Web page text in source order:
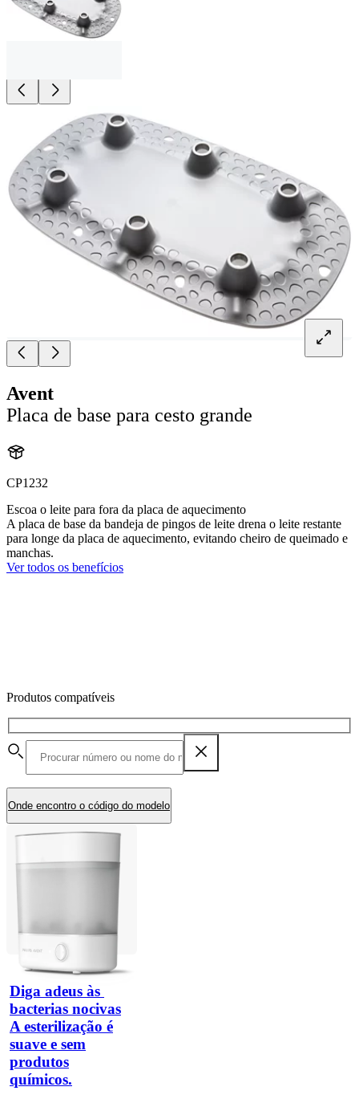
Avent
Placa de base para cesto grande
CP1232
Escoa o leite para fora da placa de aquecimento
A placa de base da bandeja de pingos de leite drena o leite restante
para longe da placa de aquecimento, evitando cheiro de queimado e
manchas.
Ver todos os benefícios
Produtos compatíveis
Onde encontro o código do modelo
Diga adeus às
bacterias nocivas
A esterilização é
suave e sem
produtos
químicos.